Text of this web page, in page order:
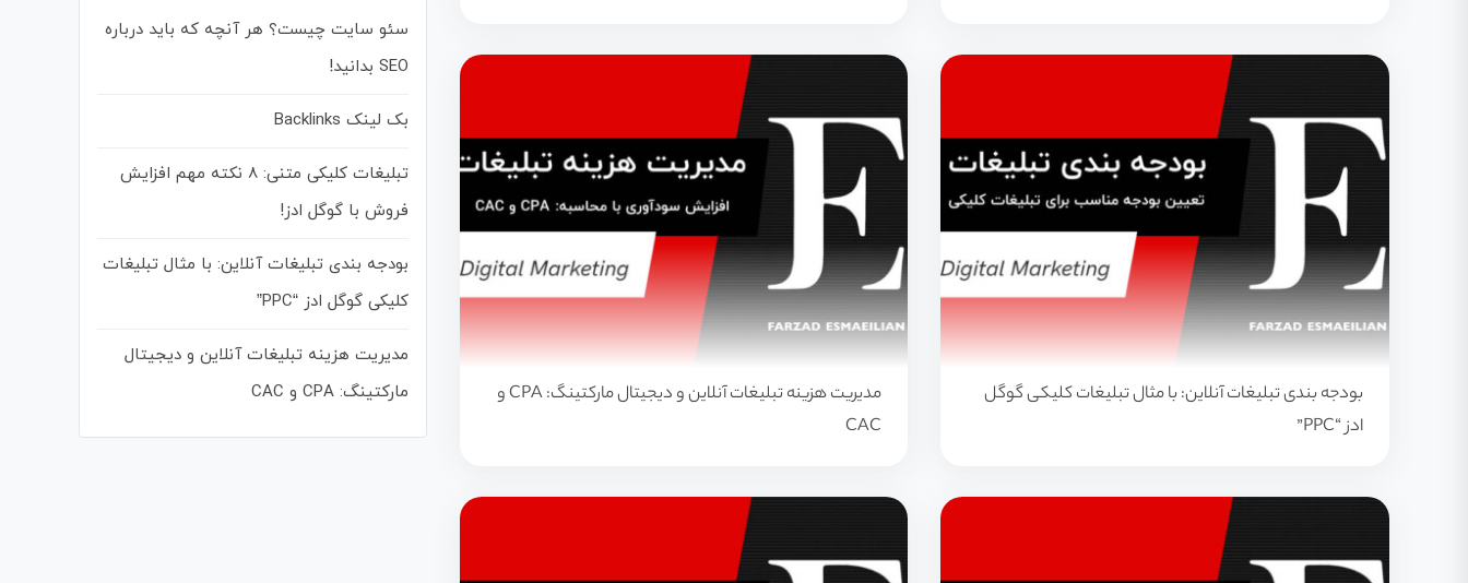
بودجه بندی تبلیغات آنلاین: با مثال تبلیغات کلیکی گوگل
ادز “PPC”
مدیریت هزینه تبلیغات آنلاین و دیجیتال مارکتینگ: CPA و
CAC
سئو سایت چیست؟ هر آنچه که باید درباره
SEO بدانید!
بک‌ لینک Backlinks
تبلیغات کلیکی متنی: 8 نکته مهم افزایش
فروش با گوگل ادز!
بودجه بندی تبلیغات آنلاین: با مثال تبلیغات
کلیکی گوگل ادز “PPC”
مدیریت هزینه تبلیغات آنلاین و دیجیتال
مارکتینگ: CPA و CAC